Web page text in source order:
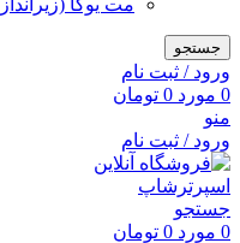
مت یوگا
جستجو
ورود / ثبت نام
0 مورد 0 تومان
منو
ورود / ثبت نام
جستجو
0 مورد 0 تومان